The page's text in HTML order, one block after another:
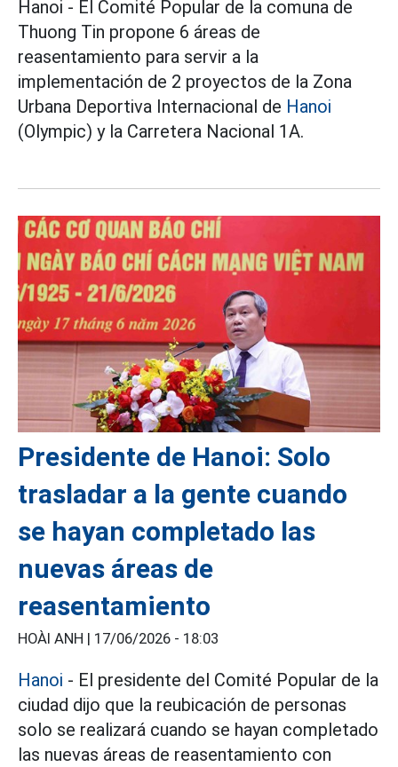
Hanoi - El Comité Popular de la comuna de
Thuong Tin propone 6 áreas de
reasentamiento para servir a la
implementación de 2 proyectos de la Zona
Urbana Deportiva Internacional de Hanoi
(Olympic) y la Carretera Nacional 1A.
Presidente de Hanoi: Solo
trasladar a la gente cuando
se hayan completado las
nuevas áreas de
reasentamiento
HOÀI ANH | 17/06/2026 - 18:03
Hanoi - El presidente del Comité Popular de la
ciudad dijo que la reubicación de personas
solo se realizará cuando se hayan completado
las nuevas áreas de reasentamiento con